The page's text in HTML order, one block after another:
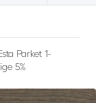
Parket 1-
5%